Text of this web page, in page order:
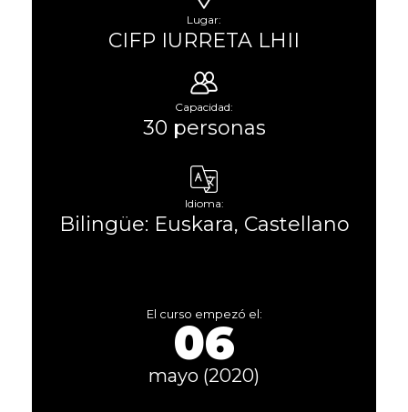
Lugar:
CIFP IURRETA LHII
Capacidad:
30 personas
Idioma:
Bilingüe: Euskara, Castellano
El curso empezó el:
06
mayo (2020)